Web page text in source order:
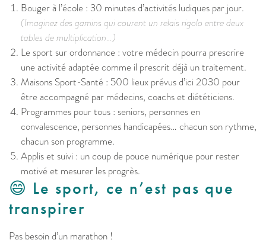
Bouger à l’école : 30 minutes d’activités ludiques par jour.
(Imaginez des gamins qui courent un relais rigolo entre deux
tables de multiplication…)
Le sport sur ordonnance : votre médecin pourra prescrire
une activité adaptée comme il prescrit déjà un traitement.
Maisons Sport-Santé : 500 lieux prévus d’ici 2030 pour
être accompagné par médecins, coachs et diététiciens.
Programmes pour tous : seniors, personnes en
convalescence, personnes handicapées… chacun son rythme,
chacun son programme.
Applis et suivi : un coup de pouce numérique pour rester
motivé et mesurer les progrès.
😄 Le sport, ce n’est pas que
transpirer
Pas besoin d’un marathon !